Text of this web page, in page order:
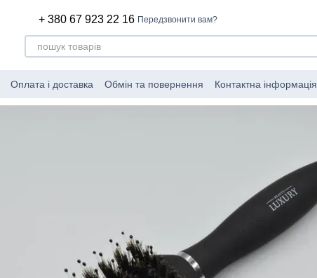
+ 380 67 923 22 16 Передзвонити вам?
Оплата і доставка Обмін та повернення Контактна інформація